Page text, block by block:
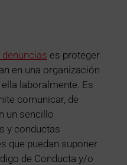
denuncias es proteger
en una organización
laboralmente. Es
comunicar, de
un sencillo
y conductas
que puedan suponer
de Conducta y/o